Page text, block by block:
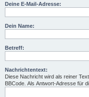
Deine E-Mail-Adresse:
Dein Name:
Betreff:
Nachrichtentext:
Diese Nachricht wird als reiner
BBCode. Als Antwort-Adresse für